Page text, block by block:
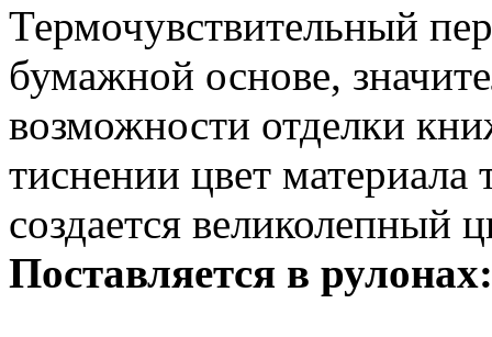
Термочувствительный
бумажной основе,
возможности отделки
тиснении цвет материала
создается великолепный
Поставляется в